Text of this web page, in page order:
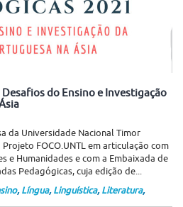
do Ensino e Investigação
da Universidade Nacional Timor
Projeto FOCO.UNTL em articulação com
e Humanidades e com a Embaixada de
Pedagógicas, cuja edição de...
, Língua, Linguística, Literatura,